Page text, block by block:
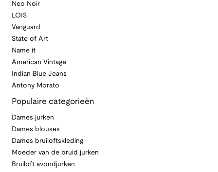
Neo Noir
LOIS
Vanguard
State of Art
Name it
American Vintage
Indian Blue Jeans
Antony Morato
Populaire categorieën
Dames jurken
Dames blouses
Dames bruiloftskleding
Moeder van de bruid jurken
Bruiloft avondjurken